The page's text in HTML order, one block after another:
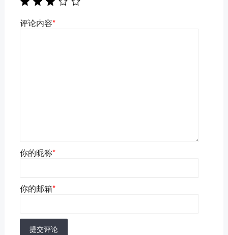
评论内容*
你的昵称*
你的邮箱*
提交评论